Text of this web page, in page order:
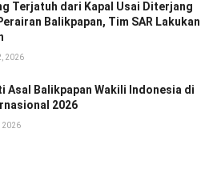
Terjatuh dari Kapal Usai Diterjang
Balikpapan, Tim SAR Lakukan
2026
Asal Balikpapan Wakili Indonesia di
2026
2026